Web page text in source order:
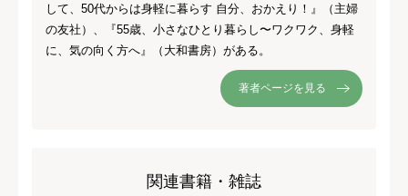
して、50代からは身軽に暮らす 自分、おかえり！』（主婦
の友社）、『55歳、小さなひとり暮らし〜ワクワク、身軽
に、気の向く方へ』（大和書房）がある。
著者ページを見る
関連書籍・雑誌